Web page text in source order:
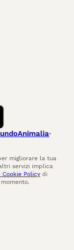
migliorare la tua
servizi implica
Cookie Policy di
momento.